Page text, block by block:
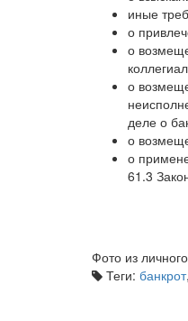
иные
о
о
о
деле о
о
о
61.3
Фото из
Теги: банкрот,